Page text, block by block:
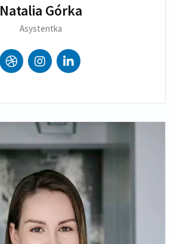
Natalia Górka
Asystentka